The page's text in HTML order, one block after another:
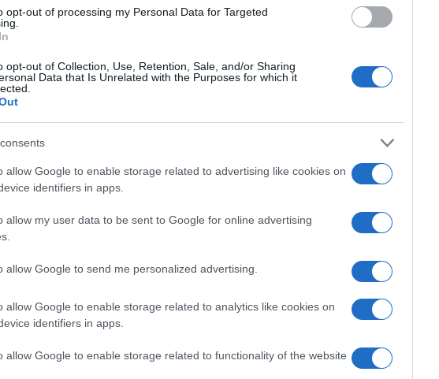
opt-out of processing my Personal Data for Targeted
opt-out of Collection, Use, Retention, Sale, and/or Sharing
Data that Is Unrelated with the Purposes for which it
allow Google to enable storage related to advertising like cookies on
identifiers in apps.
allow my user data to be sent to Google for online advertising
allow Google to send me personalized advertising.
allow Google to enable storage related to analytics like cookies on
identifiers in apps.
allow Google to enable storage related to functionality of the website
sarà l’introduzione delGreen
nuovo premio si propone di riconoscere
saputo trasformare la sostenibilità in una
conseguiti nel settore ferroviario non
premio ha l’obiettivo di valorizzare le
delle azioni sostenibili.